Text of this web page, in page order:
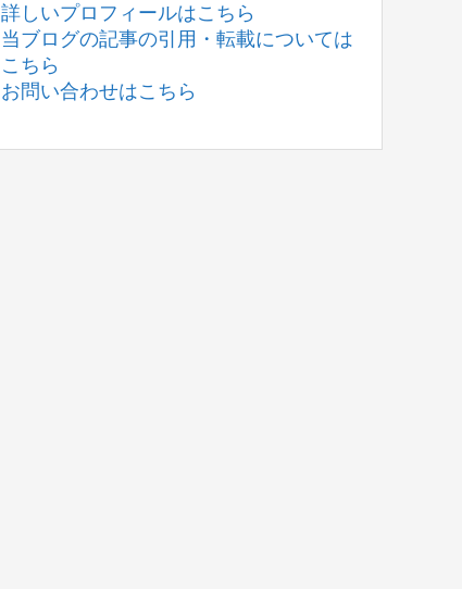
詳しいプロフィールはこちら
当ブログの記事の引用・転載については
こちら
お問い合わせはこちら